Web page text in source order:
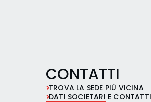
CONTATTI
TROVA LA SEDE PIÙ VICINA
DATI SOCIETARI E CONTATTI